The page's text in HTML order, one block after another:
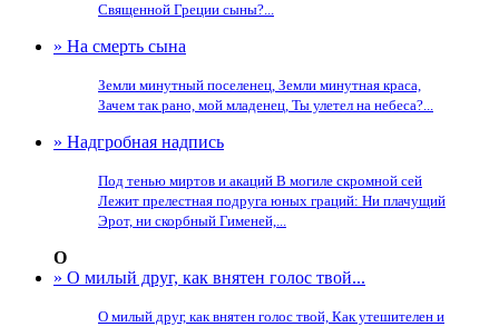
Священной Греции сыны?...
» На смерть сына
Земли минутный поселенец, Земли минутная краса,
Зачем так рано, мой младенец, Ты улетел на небеса?...
» Надгробная надпись
Под тенью миртов и акаций В могиле скромной сей
Лежит прелестная подруга юных граций: Ни плачущий
Эрот, ни скорбный Гименей,...
О
» О милый друг, как внятен голос твой...
О милый друг, как внятен голос твой, Как утешителен и